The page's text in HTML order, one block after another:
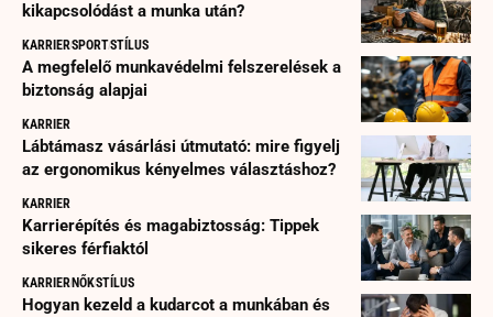
kikapcsolódást a munka után?
KARRIERSPORTSTÍLUS
A megfelelő munkavédelmi felszerelések a
biztonság alapjai
KARRIER
Lábtámasz vásárlási útmutató: mire figyelj
az ergonomikus kényelmes választáshoz?
KARRIER
Karrierépítés és magabiztosság: Tippek
sikeres férfiaktól
KARRIERNŐKSTÍLUS
Hogyan kezeld a kudarcot a munkában és